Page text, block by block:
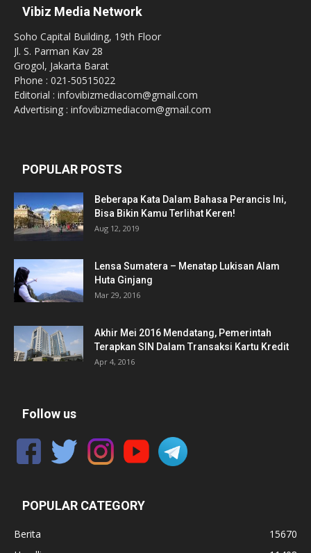
Vibiz Media Network
Soho Capital Building, 19th Floor
Jl. S. Parman Kav 28
Grogol, Jakarta Barat
Phone : 021-50515022
Editorial : infovibizmediacom@gmail.com
Advertising : infovibizmediacom@gmail.com
POPULAR POSTS
Beberapa Kata Dalam Bahasa Perancis Ini,
Bisa Bikin Kamu Terlihat Keren!
Aug 12, 2019
Lensa Sumatera – Menatap Lukisan Alam
Huta Ginjang
Mar 29, 2016
Akhir Mei 2016 Mendatang, Pemerintah
Terapkan SIN Dalam Transaksi Kartu Kredit
Apr 4, 2016
Follow us
POPULAR CATEGORY
Berita
15670